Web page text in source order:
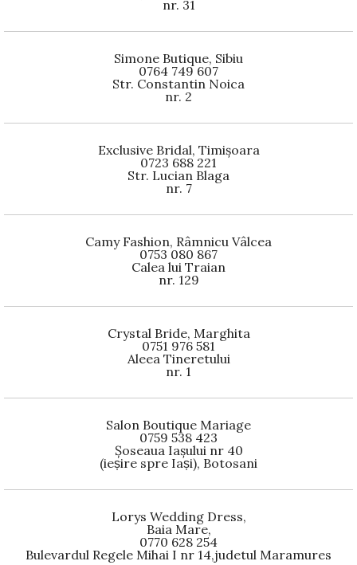
nr. 31
Simone Butique, Sibiu
0764 749 607
Str. Constantin Noica
nr. 2
Exclusive Bridal, Timișoara
0723 688 221
Str. Lucian Blaga
nr. 7
Camy Fashion, Râmnicu Vâlcea
0753 080 867
Calea lui Traian
nr. 129
Crystal Bride, Marghita
0751 976 581
Aleea Tineretului
nr. 1
Salon Boutique Mariage
0759 538 423
Șoseaua Iașului nr 40
(ieșire spre Iași), Botosani
Lorys Wedding Dress,
Baia Mare,
0770 628 254
Bulevardul Regele Mihai I nr 14,judetul Maramures